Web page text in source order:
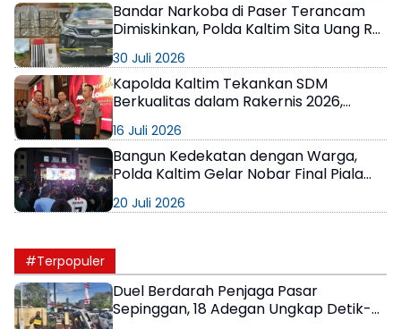
Bandar Narkoba di Paser Terancam
Dimiskinkan, Polda Kaltim Sita Uang Rp1
30 Juli 2026
Kapolda Kaltim Tekankan SDM
Berkualitas dalam Rakernis 2026,
16 Juli 2026
Bangun Kedekatan dengan Warga,
Polda Kaltim Gelar Nobar Final Piala
20 Juli 2026
#Terpopuler
Duel Berdarah Penjaga Pasar
Sepinggan, 18 Adegan Ungkap Detik-